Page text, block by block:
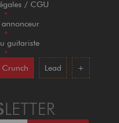
/ CGU
•
•
guitariste
•
Crunch Lead +
LETTER